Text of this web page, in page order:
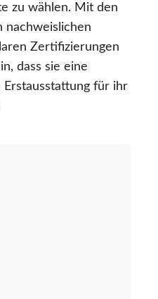
zu wählen. Mit den
nachweislichen
Zertifizierungen
dass sie eine
Erstausstattung für ihr